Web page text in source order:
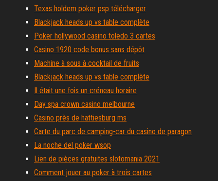
Texas holdem poker psp télécharger
Blackjack heads up vs table complète
Poker hollywood casino toledo 3 cartes
Casino 1920 code bonus sans dépôt
Machine à sous à cocktail de fruits
Blackjack heads up vs table complète
Il était une fois un créneau horaire
Day spa crown casino melbourne
Casino près de hattiesburg ms
Carte du parc de camping-car du casino de paragon
La noche del poker wsop
Lien de pièces gratuites slotomania 2021
Comment jouer au poker à trois cartes